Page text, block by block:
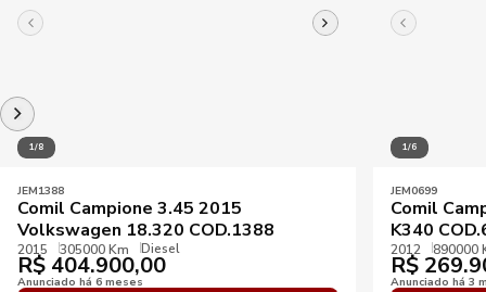
1/8
JEM1388
Comil Campione 3.45 2015
Volkswagen 18.320 COD.1388
2015 305000 Km Diesel
R$ 404.900,00
Anunciado há 6 meses
1/6
JEM0699
Comil
K340
2012 890000
R$
Anunciado há 3